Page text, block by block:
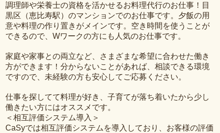
調理師や栄養士の資格を活かせるお料理代行のお仕事！目
黒区（恵比寿駅）のマンションでのお仕事です。夕飯の用
意や料理の作り置きがメインです。空き時間を使うことが
できるので、Wワークの方にも人気のお仕事です。
家庭や家事との両立など、さまざまな希望に合わせた働き
方ができます！分からないことがあれば、相談できる環境
ですので、未経験の方も安心してご応募ください。
仕事を探してて料理が好き、子育てが落ち着いたから少し
働きたい方にはオススメです。
＜相互評価システム導入＞
CaSyでは相互評価システムを導入しており、お客様の評価